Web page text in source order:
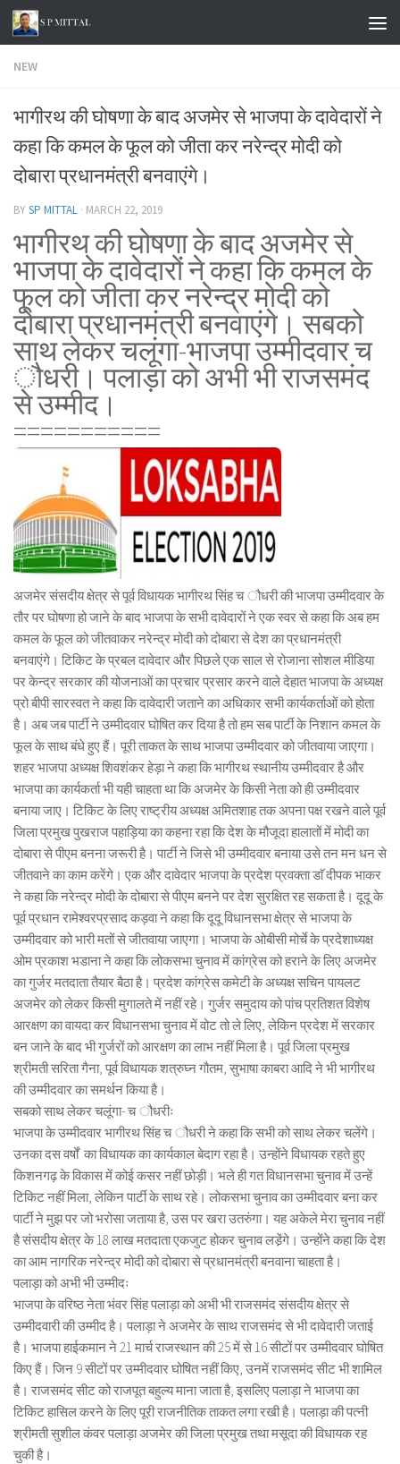
Skip to content
NEW
भागीरथ की घोषणा के बाद अजमेर से भाजपा के दावेदारों ने
कहा कि कमल के फूल को जीता कर नरेन्द्र मोदी को
दोबारा प्रधानमंत्री बनवाएंगे।
BYSP MITTAL · MARCH 22, 2019
भागीरथ की घोषणा के बाद अजमेर से
भाजपा के दावेदारों ने कहा कि कमल के
फूल को जीता कर नरेन्द्र मोदी को
दोबारा प्रधानमंत्री बनवाएंगे। सबको
साथ लेकर चलूंगा-भाजपा उम्मीदवार च
ौधरी। पलाड़ा को अभी भी राजसमंद
से उम्मीद।
===========
अजमेर संसदीय क्षेत्र से पूर्व विधायक भागीरथ सिंह च ौधरी की भाजपा उम्मीदवार के
तौर पर घोषणा हो जाने के बाद भाजपा के सभी दावेदारों ने एक स्वर से कहा कि अब हम
कमल के फूल को जीतवाकर नरेन्द्र मोदी को दोबारा से देश का प्रधानमंत्री
बनवाएंगे। टिकिट के प्रबल दावेदार और पिछले एक साल से रोजाना सोशल मीडिया
पर केन्द्र सरकार की योजनाओं का प्रचार प्रसार करने वाले देहात भाजपा के अध्यक्ष
प्रो बीपी सारस्वत ने कहा कि दावेदारी जताने का अधिकार सभी कार्यकर्ताओं को होता
है। अब जब पार्टी ने उम्मीदवार घोषित कर दिया है तो हम सब पार्टी के निशान कमल के
फूल के साथ बंधे हुए हैं। पूरी ताकत के साथ भाजपा उम्मीदवार को जीतवाया जाएगा।
शहर भाजपा अध्यक्ष शिवशंकर हेड़ा ने कहा कि भागीरथ स्थानीय उम्मीदवार है और
भाजपा का कार्यकर्ता भी यही चाहता था कि अजमेर के किसी नेता को ही उम्मीदवार
बनाया जाए। टिकिट के लिए राष्ट्रीय अध्यक्ष अमितशाह तक अपना पक्ष रखने वाले पूर्व
जिला प्रमुख पुखराज पहाड़िया का कहना रहा कि देश के मौजूदा हालातों में मोदी का
दोबारा से पीएम बनना जरूरी है। पार्टी ने जिसे भी उम्मीदवार बनाया उसे तन मन धन से
जीतवाने का काम करेंगे। एक और दावेदार भाजपा के प्रदेश प्रवक्ता डाॅ दीपक भाकर
ने कहा कि नरेन्द्र मोदी के दोबारा से पीएम बनने पर देश सुरक्षित रह सकता है। दूदू के
पूर्व प्रधान रामेश्वरप्रसाद कड़वा ने कहा कि दूदू विधानसभा क्षेत्र से भाजपा के
उम्मीदवार को भारी मतों से जीतवाया जाएगा। भाजपा के ओबीसी मोर्चे के प्रदेशाध्यक्ष
ओम प्रकाश भडाना ने कहा कि लोकसभा चुनाव में कांग्रेस को हराने के लिए अजमेर
का गुर्जर मतदाता तैयार बैठा है। प्रदेश कांग्रेस कमेटी के अध्यक्ष सचिन पायलट
अजमेर को लेकर किसी मुगालते में नहीं रहे। गुर्जर समुदाय को पांच प्रतिशत विशेष
आरक्षण का वायदा कर विधानसभा चुनाव में वोट तो ले लिए, लेकिन प्रदेश में सरकार
बन जाने के बाद भी गुर्जरों को आरक्षण का लाभ नहीं मिला है। पूर्व जिला प्रमुख
श्रीमती सरिता गैना, पूर्व विधायक शत्रुघ्न गौतम, सुभाषा काबरा आदि ने भी भागीरथ
की उम्मीदवार का समर्थन किया है।
सबको साथ लेकर चलूंगा- च ौधरीः
भाजपा के उम्मीदवार भागीरथ सिंह च ौधरी ने कहा कि सभी को साथ लेकर चलेंगे।
उनका दस वर्षों का विधायक का कार्यकाल बेदाग रहा है। उन्होंने विधायक रहते हुए
किशनगढ़ के विकास में कोई कसर नहीं छोड़ी। भले ही गत विधानसभा चुनाव में उन्हें
टिकिट नहीं मिला, लेकिन पार्टी के साथ रहे। लोकसभा चुनाव का उम्मीदवार बना कर
पार्टी ने मुझ पर जो भरोसा जताया है, उस पर खरा उतरुंगा। यह अकेले मेरा चुनाव नहीं
है संसदीय क्षेत्र के 18 लाख मतदाता एकजुट होकर चुनाव लडे़ंगे। उन्होंने कहा कि देश
का आम नागरिक नरेन्द्र मोदी को दोबारा से प्रधानमंत्री बनवाना चाहता है।
पलाड़ा को अभी भी उम्मीदः
भाजपा के वरिष्ठ नेता भंवर सिंह पलाड़ा को अभी भी राजसमंद संसदीय क्षेत्र से
उम्मीदवारी की उम्मीद है। पलाड़ा ने अजमेर के साथ राजसमंद से भी दावेदारी जताई
है। भाजपा हाईकमान ने 21 मार्च राजस्थान की 25 में से 16 सीटों पर उम्मीदवार घोषित
किए हैं। जिन 9 सीटों पर उम्मीदवार घोषित नहीं किए, उनमें राजसमंद सीट भी शामिल
है। राजसमंद सीट को राजपूत बहुल्य माना जाता है, इसलिए पलाड़ा ने भाजपा का
टिकिट हासिल करने के लिए पूरी राजनीतिक ताकत लगा रखी है। पलाड़ा की पत्नी
श्रीमती सुशील कंवर पलाड़ा अजमेर की जिला प्रमुख तथा मसूदा की विधायक रह
चुकी है।